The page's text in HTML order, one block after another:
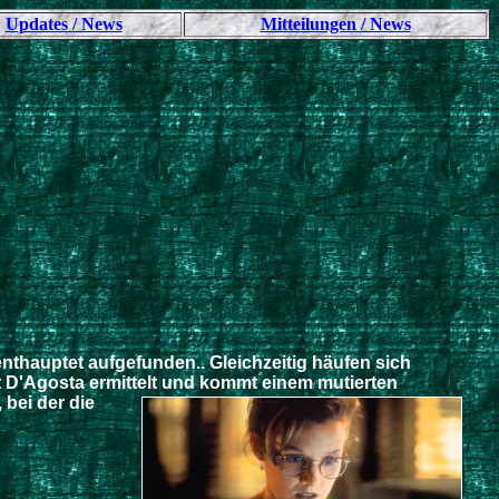
Updates / News Mitteilungen / News
aufgefunden.. Gleichzeitig häufen sich
D'Agosta ermittelt und kommteinem mutierten
bei der die